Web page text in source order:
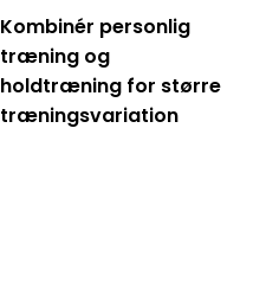
Kombinér personlig
træning og
holdtræning for større
træningsvariation